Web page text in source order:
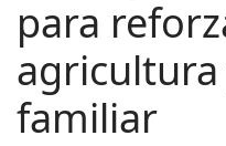
para
familiar